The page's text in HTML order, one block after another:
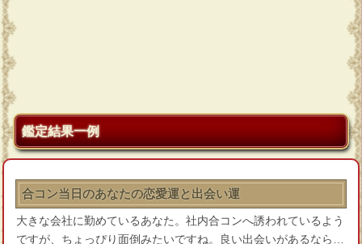
鑑定結果一例
合コン当日のあなたの恋愛運と出会い運
大きな会社に勤めているあなた。社内合コンへ誘われているよう
ですが、ちょっぴり面倒みたいですね。良い出会いがあるなら…